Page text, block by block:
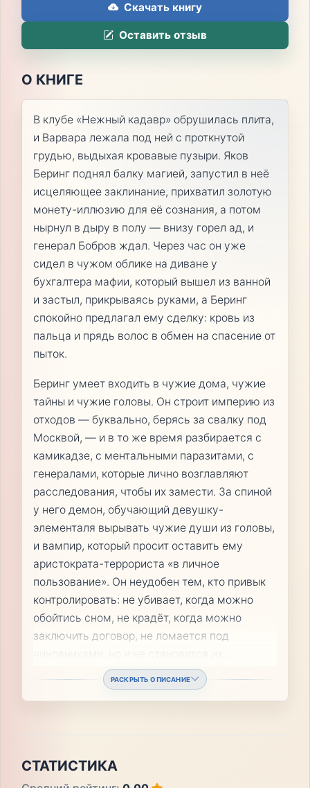
Скачать книгу
Оставить отзыв
О КНИГЕ
В клубе «Нежный кадавр» обрушилась плита,
и Варвара лежала под ней с проткнутой
грудью, выдыхая кровавые пузыри. Яков
Беринг поднял балку магией, запустил в неё
исцеляющее заклинание, прихватил золотую
монету-иллюзию для её сознания, а потом
нырнул в дыру в полу — внизу горел ад, и
генерал Бобров ждал. Через час он уже
сидел в чужом облике на диване у
бухгалтера мафии, который вышел из ванной
и застыл, прикрываясь руками, а Беринг
спокойно предлагал ему сделку: кровь из
пальца и прядь волос в обмен на спасение от
пыток.
Беринг умеет входить в чужие дома, чужие
тайны и чужие головы. Он строит империю из
отходов — буквально, берясь за свалку под
Москвой, — и в то же время разбирается с
камикадзе, с ментальными паразитами, с
генералами, которые лично возглавляют
расследования, чтобы их замести. За спиной
у него демон, обучающий девушку-
элементаля вырывать чужие души из головы,
и вампир, который просит оставить ему
аристократа-террориста «в личное
пользование». Он неудобен тем, кто привык
контролировать: не убивает, когда можно
обойтись сном, не крадёт, когда можно
заключить договор, не ломается под
РАСКРЫТЬ ОПИСАНИЕ
СТАТИСТИКА